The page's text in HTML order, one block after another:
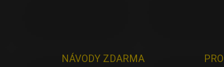
NÁVODY ZDARMA